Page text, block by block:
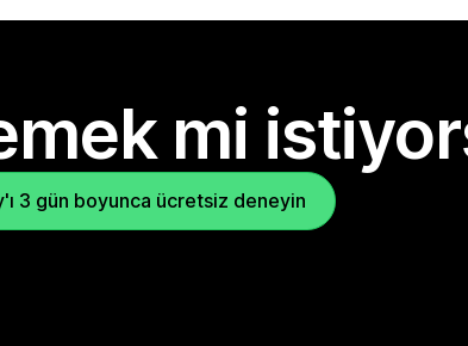
mi
3 gün boyunca ücretsiz deneyin